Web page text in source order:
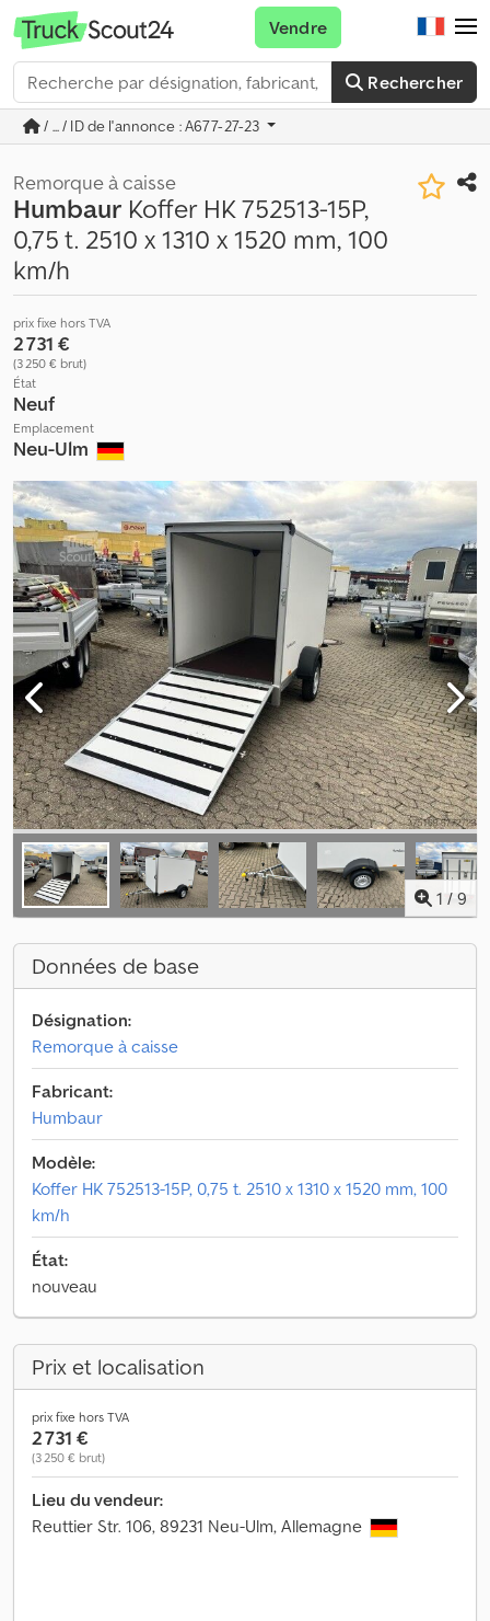
Rechercher
Vendre
/ ... / ID de l'annonce : A677-27-23
Remorque à caisse
Humbaur Koffer HK 752513-15P,
0,75 t. 2510 x 1310 x 1520 mm, 100
km/h
prix fixe hors TVA
2 731 €
(3 250 € brut)
État
Neuf
Emplacement
Neu-Ulm
1 / 9
Données de base
Désignation:
Remorque à caisse
Fabricant:
Humbaur
Modèle:
Koffer HK 752513-15P, 0,75 t. 2510 x 1310 x 1520 mm, 100
km/h
État:
nouveau
Prix et localisation
prix fixe hors TVA
2 731 €
(3 250 € brut)
Lieu du vendeur:
Reuttier Str. 106, 89231 Neu-Ulm, Allemagne